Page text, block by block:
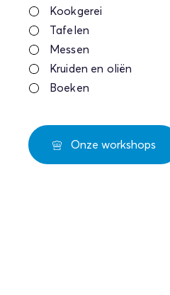
Kookgerei
Tafelen
Messen
Kruiden en oliën
Boeken
Onze workshops